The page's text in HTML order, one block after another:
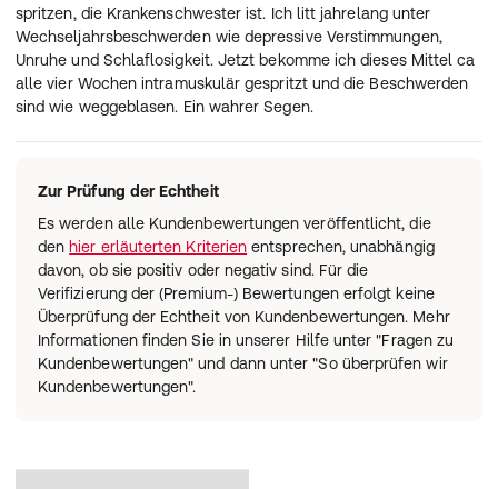
spritzen, die Krankenschwester ist. Ich litt jahrelang unter
Wechseljahrsbeschwerden wie depressive Verstimmungen,
Unruhe und Schlaflosigkeit. Jetzt bekomme ich dieses Mittel ca
alle vier Wochen intramuskulär gespritzt und die Beschwerden
sind wie weggeblasen. Ein wahrer Segen.
Zur Prüfung der Echtheit
Es werden alle Kundenbewertungen veröffentlicht, die
den hier erläuterten Kriterien entsprechen, unabhängig
davon, ob sie positiv oder negativ sind. Für die
Verifizierung der (Premium-) Bewertungen erfolgt keine
Überprüfung der Echtheit von Kundenbewertungen. Mehr
Informationen finden Sie in unserer Hilfe unter "Fragen zu
Kundenbewertungen" und dann unter "So überprüfen wir
Kundenbewertungen".